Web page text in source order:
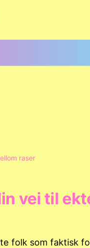
raser
vei til
folk som faktisk